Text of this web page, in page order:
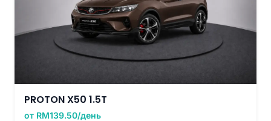
PROTON X50 1.5T
от RM139.50/день